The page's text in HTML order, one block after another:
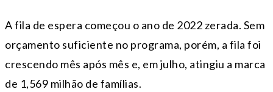
A fila de espera começou o ano de 2022 zerada. Sem
orçamento suficiente no programa, porém, a fila foi
crescendo mês após mês e, em julho, atingiu a marca
de 1,569 milhão de famílias.